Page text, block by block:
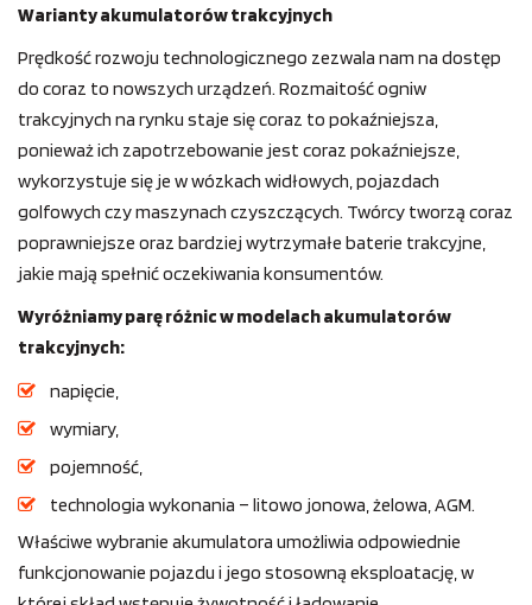
Warianty akumulatorów trakcyjnych
Prędkość rozwoju technologicznego zezwala nam na dostęp
do coraz to nowszych urządzeń. Rozmaitość ogniw
trakcyjnych na rynku staje się coraz to pokaźniejsza,
ponieważ ich zapotrzebowanie jest coraz pokaźniejsze,
wykorzystuje się je w wózkach widłowych, pojazdach
golfowych czy maszynach czyszczących. Twórcy tworzą coraz
poprawniejsze oraz bardziej wytrzymałe baterie trakcyjne,
jakie mają spełnić oczekiwania konsumentów.
Wyróżniamy parę różnic w modelach akumulatorów
trakcyjnych:
napięcie,
wymiary,
pojemność,
technologia wykonania – litowo jonowa, żelowa, AGM.
Właściwe wybranie akumulatora umożliwia odpowiednie
funkcjonowanie pojazdu i jego stosowną eksploatację, w